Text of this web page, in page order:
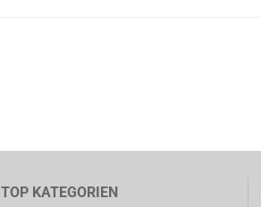
TOP KATEGORIEN